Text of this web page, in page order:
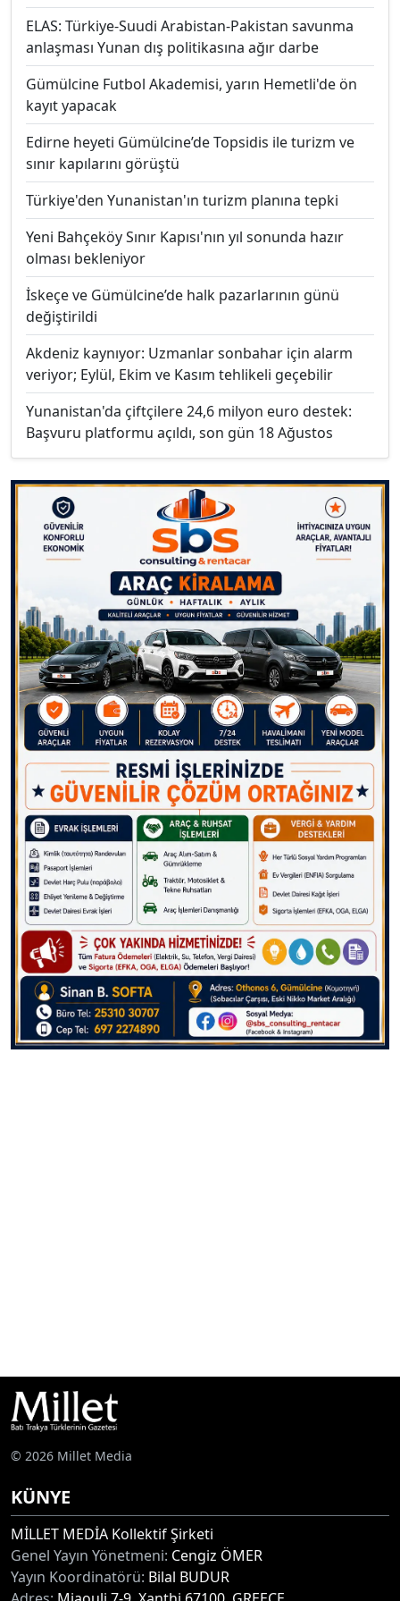
ELAS: Türkiye-Suudi Arabistan-Pakistan savunma
anlaşması Yunan dış politikasına ağır darbe
Gümülcine Futbol Akademisi, yarın Hemetli'de ön
kayıt yapacak
Edirne heyeti Gümülcine’de Topsidis ile turizm ve
sınır kapılarını görüştü
Türkiye'den Yunanistan'ın turizm planına tepki
Yeni Bahçeköy Sınır Kapısı'nın yıl sonunda hazır
olması bekleniyor
İskeçe ve Gümülcine’de halk pazarlarının günü
değiştirildi
Akdeniz kaynıyor: Uzmanlar sonbahar için alarm
veriyor; Eylül, Ekim ve Kasım tehlikeli geçebilir
Yunanistan'da çiftçilere 24,6 milyon euro destek:
Başvuru platformu açıldı, son gün 18 Ağustos
© 2026 Millet Media
KÜNYE
MİLLET MEDİA Kollektif Şirketi
Genel Yayın Yönetmeni: Cengiz ÖMER
Yayın Koordinatörü: Bilal BUDUR